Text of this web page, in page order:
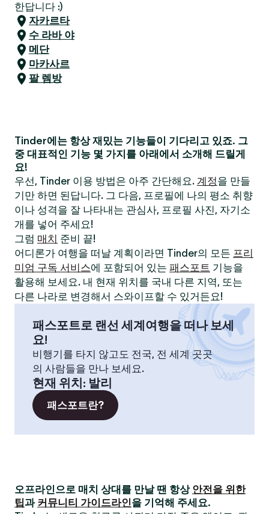
한답니다 :)
자카르타
수 라바 야
메단
마카사르
팔 렘방
Tinder에는 항상 재밌는 기능들이 기다리고 있죠. 그
중 대표적인 기능 몇 가지를 아래에서 소개해 드릴게
요!
우선, Tinder 이용 방법은 아주 간단해요. 계정을 만들
기만 하면 된답니다. 그 다음, 프로필에 나의 평소 취향
이나 성격을 잘 나타내는 관심사, 프로필 사진, 자기소
개를 넣어 주세요!
그럼 매치 준비 끝!
어디론가 여행을 떠날 계획이라면 Tinder의 모든 프리
미엄 구독 서비스에 포함되어 있는 패스포트 기능을
활용해 보세요. 내 현재 위치를 국내 다른 지역, 또는
다른 나라로 변경해서 스와이프할 수 있거든요!
패스포트로 랜선 세계여행을 떠나 보세
요!
비행기를 타지 않고도 전국, 전 세계 곳곳
의 사람들을 만나 보세요.
현재 위치: 발리
패스포트란?
오프라인으로 매치 상대를 만날 땐 항상 안전을 위한
팁과 커뮤니티 가이드라인을 기억해 주세요.